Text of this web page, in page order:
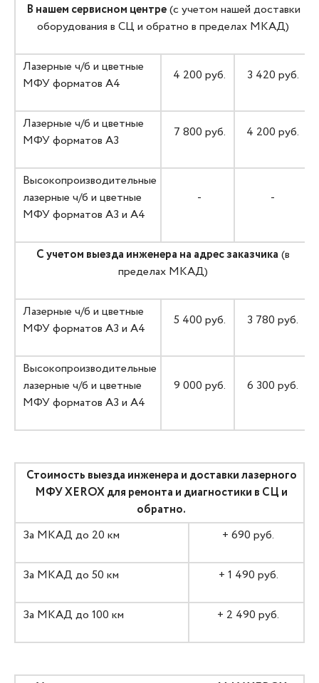
В нашем сервисном центре(с учетом нашей доставки
оборудования в СЦ и обратно в пределах МКАД)
Лазерные ч/б и цветные
МФУ форматов A4
4 200 руб. 3 420 руб.
Лазерные ч/б и цветные
МФУ форматов A3
7 800 руб. 4 200 руб.
Высокопроизводительные
лазерные ч/б и цветные
МФУ форматов А3 и А4
- -
С учетом выезда инженера на адрес заказчика (в
пределах МКАД)
Лазерные ч/б и цветные
МФУ форматов А3 и А4
5 400 руб. 3 780 руб.
Высокопроизводительные
лазерные ч/б и цветные
МФУ форматов А3 и А4
9 000 руб. 6 300 руб.
Стоимость выезда инженера и доставки лазерного
МФУ XEROX для ремонта и диагностики в СЦ и
обратно.
За МКАД до 20 км
+ 690 руб.
За МКАД до 50 км + 1 490 руб.
За МКАД до 100 км + 2 490 руб.